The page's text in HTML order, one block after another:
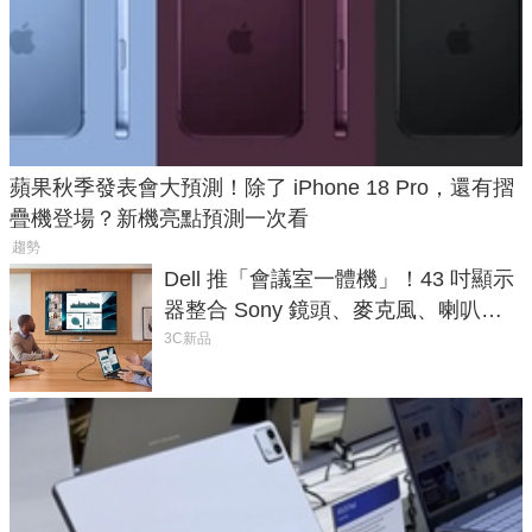
蘋果秋季發表會大預測！除了 iPhone 18 Pro，還有摺
疊機登場？新機亮點預測一次看
趨勢
Dell 推「會議室一體機」！43 吋顯示
器整合 Sony 鏡頭、麥克風、喇叭，
一條 USB-C 就能開會
3C新品